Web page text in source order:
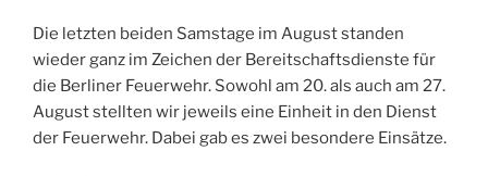
Die letzten beiden Samstage im August standen
wieder ganz im Zeichen der Bereitschaftsdienste für
die Berliner Feuerwehr. Sowohl am 20. als auch am 27.
August stellten wir jeweils eine Einheit in den Dienst
der Feuerwehr. Dabei gab es zwei besondere Einsätze.